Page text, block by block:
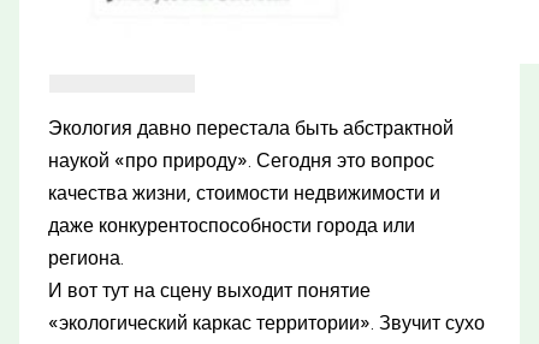
Экология давно перестала быть абстрактной
наукой «про природу». Сегодня это вопрос
качества жизни, стоимости недвижимости и
даже конкурентоспособности города или
региона.
И вот тут на сцену выходит понятие
«экологический каркас территории». Звучит сухо